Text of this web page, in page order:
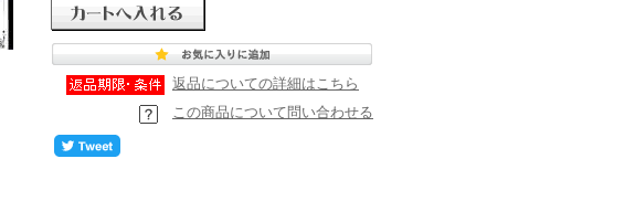
返品についての詳細はこちら
この商品について問い合わせる